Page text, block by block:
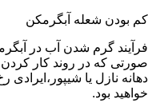
کم بودن شعله آبگرمکن
فرآیند گرم شدن آب در
صورتی که در روند کار
دهانه نازل یا
خواهید بود.